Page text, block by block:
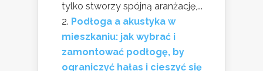
tylko stworzy spójną aranżację,...
Podłoga a akustyka w
mieszkaniu: jak wybrać i
zamontować podłogę, by
ograniczyć hałas i cieszyć się